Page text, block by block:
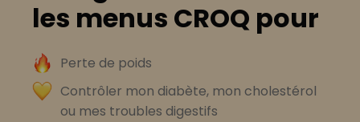
les menus CROQ pour
Perte de poids
Contrôler mon diabète, mon cholestérol
ou mes troubles digestifs